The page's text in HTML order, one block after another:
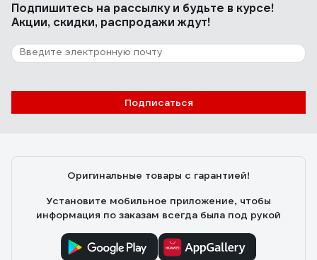
25 отзывов
Отзыв о Neptun Profi Base 1/2
управления кранами, не снимая привод с крана.
Подпишитесь на рассылкуи будьте в курсе!
Акции, скидки, распродажи ждут!
Подписаться
Оригинальные товары с гарантией!
Установите мобильное приложение, чтобы
информация по заказам всегда была под рукой